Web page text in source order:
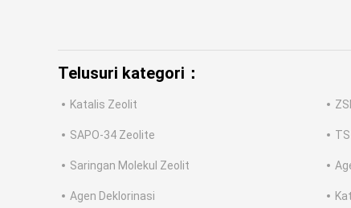
Telusuri kategori：
Katalis Zeolit
SAPO-34 Zeolite
Saringan Molekul Zeolit
Agen Deklorinasi